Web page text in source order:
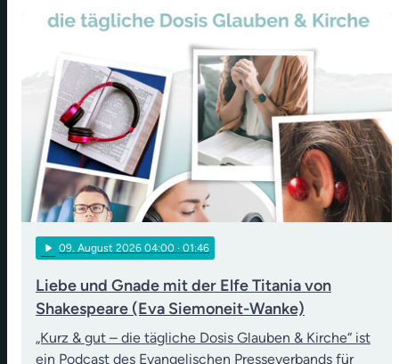
play_arrow 09. August 2026 04:00 · 01:46
Liebe und Gnade mit der Elfe Titania von
Shakespeare (Eva Siemoneit-Wanke)
„Kurz & gut – die tägliche Dosis Glauben & Kirche“ ist
ein Podcast des Evangelischen Presseverbands für